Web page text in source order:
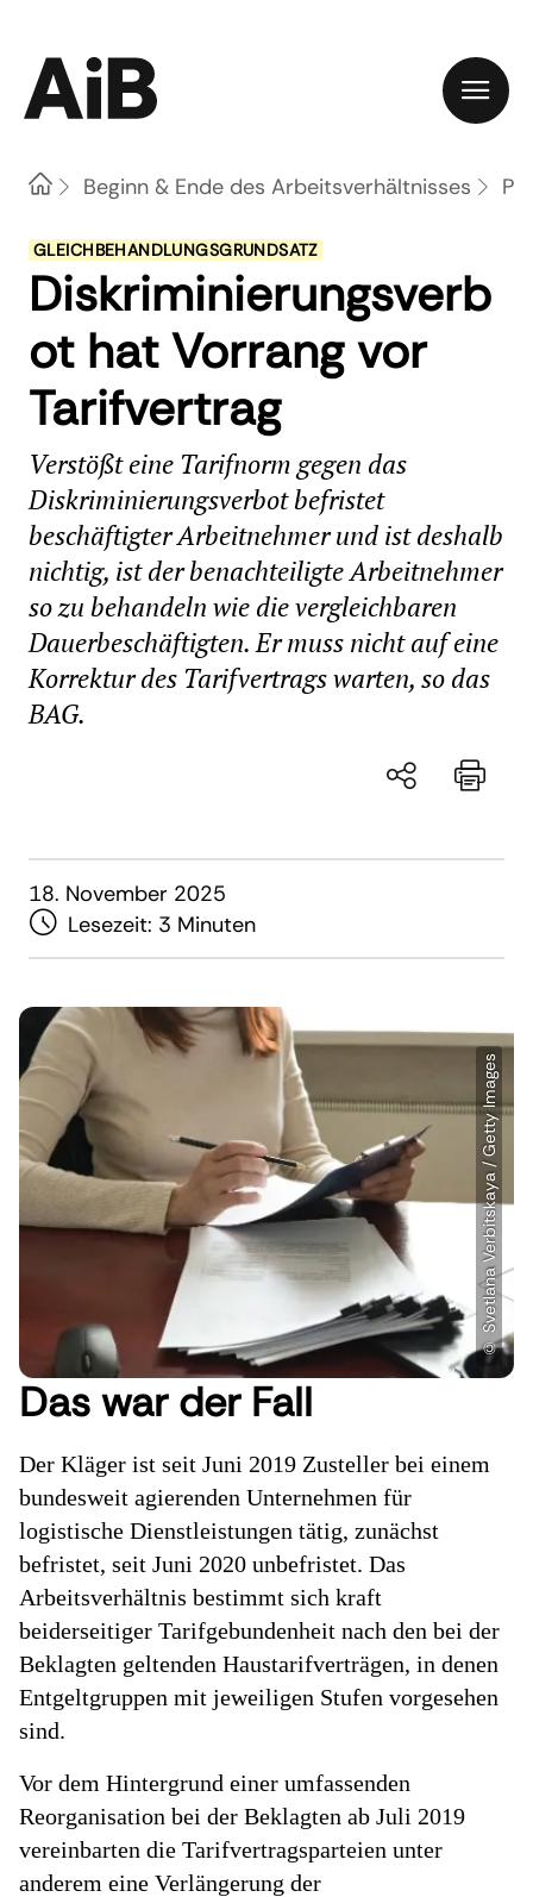
HomeBeginn & Ende des Arbeitsverhältnisses
GLEICHBEHANDLUNGSGRUNDSATZ
Diskriminierungsverb
ot hat Vorrang vor
Tarifvertrag
Verstößt eine Tarifnorm gegen das
Diskriminierungsverbot befristet
beschäftigter Arbeitnehmer und ist deshalb
nichtig, ist der benachteiligte Arbeitnehmer
so zu behandeln wie die vergleichbaren
Dauerbeschäftigten. Er muss nicht auf eine
Korrektur des Tarifvertrags warten, so das
BAG.
18. November 2025
Lesezeit: 3 Minuten
Das war der Fall
Der Kläger ist seit Juni 2019 Zusteller bei einem
bundesweit agierenden Unternehmen für
logistische Dienstleistungen tätig, zunächst
befristet, seit Juni 2020 unbefristet. Das
Arbeitsverhältnis bestimmt sich kraft
beiderseitiger Tarifgebundenheit nach den bei der
Beklagten geltenden Haustarifverträgen, in denen
Entgeltgruppen mit jeweiligen Stufen vorgesehen
sind.
Vor dem Hintergrund einer umfassenden
Reorganisation bei der Beklagten ab Juli 2019
vereinbarten die Tarifvertragsparteien unter
anderem eine Verlängerung der